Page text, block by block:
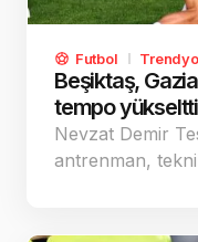
Futbol
Beşiktaş,
tempo yükseltti
Nevzat Demir
antrenman,